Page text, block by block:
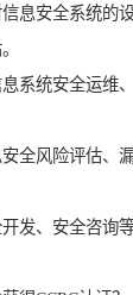
息安全系统的
系统安全运维
全风险评估、
发、安全咨询